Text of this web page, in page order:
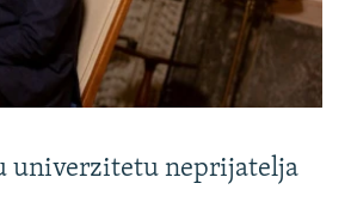
univerzitetu neprijatelja